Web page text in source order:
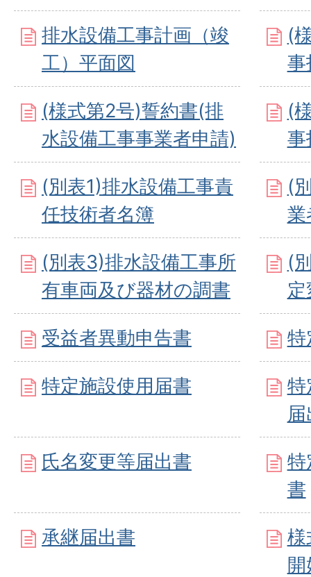
排水設備工事計画（竣
工）平面図
(
事
(様式第2号)誓約書(排
水設備工事事業者申請)
(
事
(別表1)排水設備工事責
任技術者名簿
(
業
(別表3)排水設備工事所
有車両及び器材の調書
(
受益者異動申告書 特
特定施設使用届書
特
氏名変更等届出書
特
書
承継届出書
様